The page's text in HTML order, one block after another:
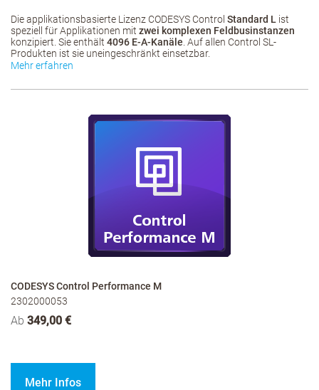
Die applikationsbasierte Lizenz CODESYS Control Standard L ist
speziell für Applikationen mit zwei komplexen Feldbusinstanzen
konzipiert. Sie enthält 4096 E-A-Kanäle . Auf allen Control SL-
Produkten ist sie uneingeschränkt einsetzbar.
Mehr erfahren
CODESYS Control Performance M
2302000053
Ab 349,00 €
Mehr Infos